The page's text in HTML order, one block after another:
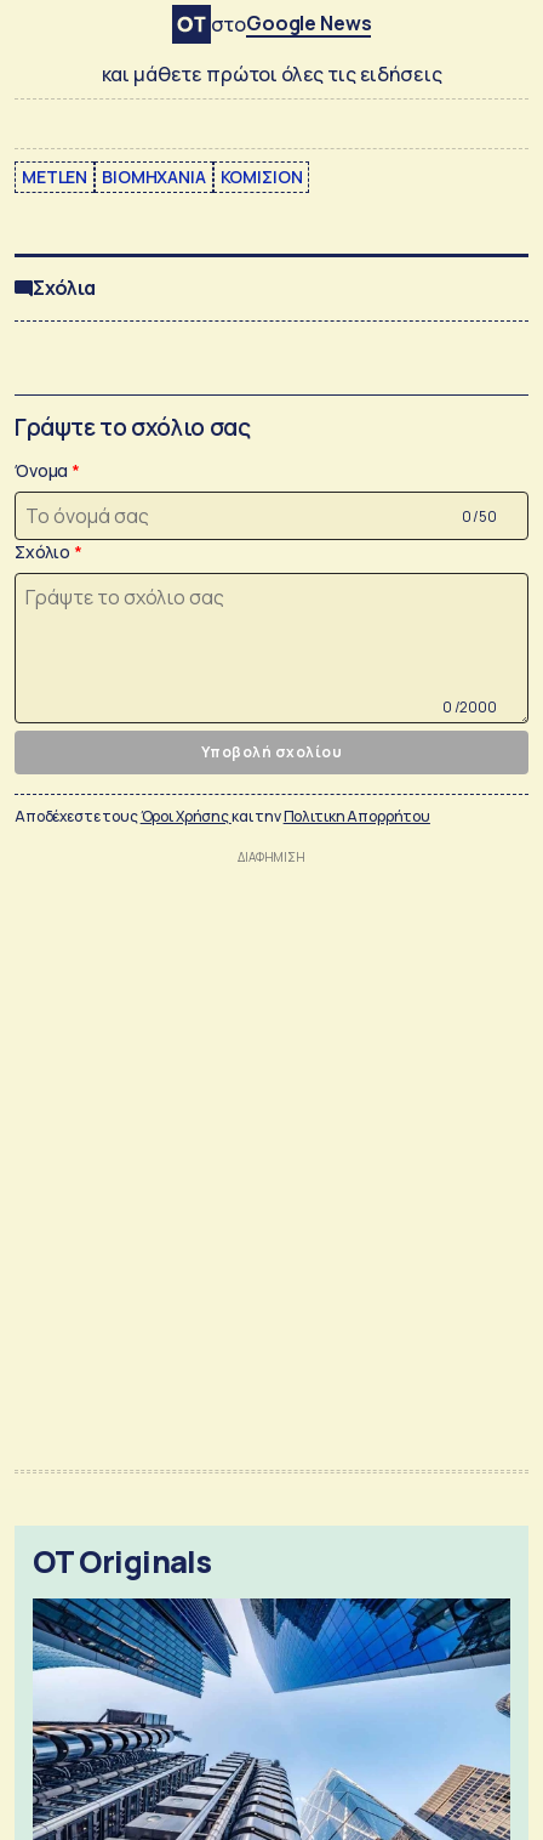
στοGoogle News
και μάθετε πρώτοι όλες τις ειδήσεις
METLEN ΒΙΟΜΗΧΑΝΙΑ ΚΟΜΙΣΙΟΝ
Σχόλια
Γράψτε το σχόλιο σας
Όνομα
0 /50
Σχόλιο
0 /2000
Υποβολή σχολίου
Αποδέχεστε τουςΌροι Χρήσηςκαι τηνΠολιτικη Απορρήτου
OT Originals